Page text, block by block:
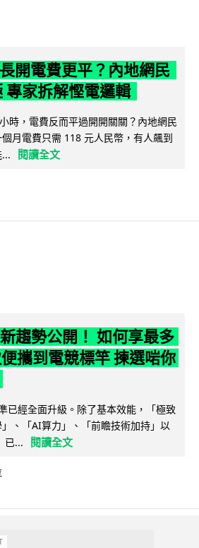
開電費更平？內地網民
專家拆解慳電邏輯
時，電費反而平過開開關關？內地網民
月電費只需 118 元人民幣，有人飆到
閱讀全文
趨勢公開！ 如何享最多
攜到電競標竿 揀選啱你
已經全面升級。除了基本效能，「極致
、「AI算力」、「前瞻技術加持」以
已...
閱讀全文